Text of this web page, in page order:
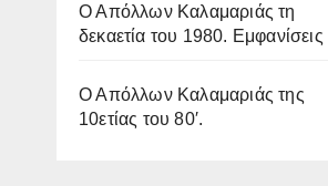
Ο Απόλλων Καλαμαριάς τη
δεκαετία του 1980. Εμφανίσεις
Ο Απόλλων Καλαμαριάς της
10ετίας του 80′.